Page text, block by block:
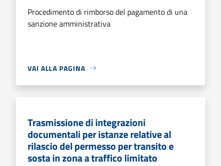
Procedimento di rimborso del pagamento di una
sanzione amministrativa
VAI ALLA PAGINA
Trasmissione di integrazioni
documentali per istanze relative al
rilascio del permesso per transito e
sosta in zona a traffico limitato